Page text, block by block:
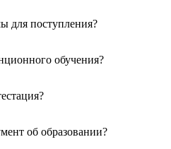
для поступления?
обучения?
об образовании?